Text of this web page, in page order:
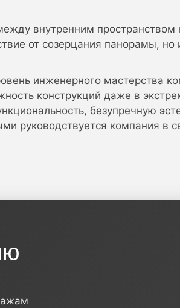
внутренним
от созерцания панорамы, но
инженерного мастерства
конструкций даже в
безупречную
руководствуется компания в